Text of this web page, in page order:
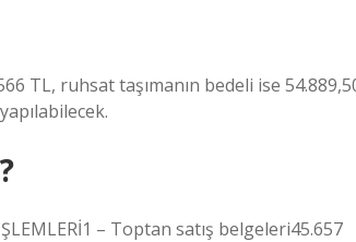
TL, ruhsat taşımanın bedeli ise
– Toptan satış belgeleri45.657